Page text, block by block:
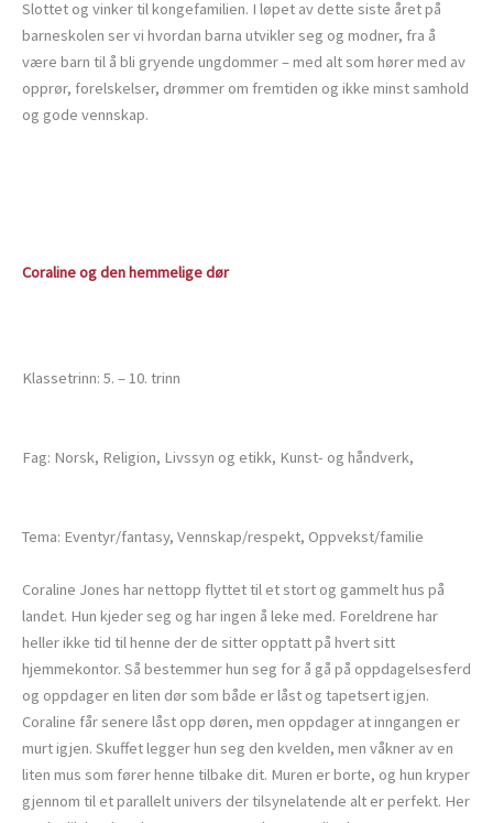
Slottet og vinker til kongefamilien. I løpet av dette siste året på
barneskolen ser vi hvordan barna utvikler seg og modner, fra å
være barn til å bli gryende ungdommer – med alt som hører med av
opprør, forelskelser, drømmer om fremtiden og ikke minst samhold
og gode vennskap.
Coraline og den hemmelige dør
Klassetrinn: 5. – 10. trinn
Fag: Norsk, Religion, Livssyn og etikk, Kunst- og håndverk,
Tema: Eventyr/fantasy, Vennskap/respekt, Oppvekst/familie
Coraline Jones har nettopp flyttet til et stort og gammelt hus på
landet. Hun kjeder seg og har ingen å leke med. Foreldrene har
heller ikke tid til henne der de sitter opptatt på hvert sitt
hjemmekontor. Så bestemmer hun seg for å gå på oppdagelsesferd
og oppdager en liten dør som både er låst og tapetsert igjen.
Coraline får senere låst opp døren, men oppdager at inngangen er
murt igjen. Skuffet legger hun seg den kvelden, men våkner av en
liten mus som fører henne tilbake dit. Muren er borte, og hun kryper
gjennom til et parallelt univers der tilsynelatende alt er perfekt. Her